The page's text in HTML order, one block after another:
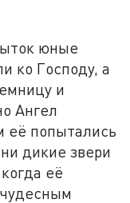
юные
ко Господу, а
и
Ангел
её попытались
дикие звери
её